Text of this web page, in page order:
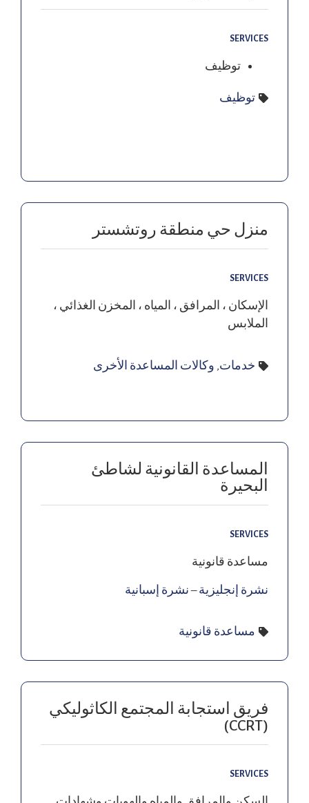
SERVICES
توظيف
توظيف
منزل حي منطقة روتشستر
SERVICES
الإسكان ، المرافق ، المياه ، المخزن الغذائي ،
الملابس
خدمات, وكالات المساعدة الأخرى
المساعدة القانونية لشاطئ
البحيرة
SERVICES
مساعدة قانونية
نشرة إنجليزية–نشرة إسبانية
مساعدة قانونية
فريق استجابة المجتمع الكاثوليكي
(CCRT)
SERVICES